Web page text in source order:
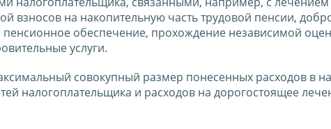
взносов на накопительную часть трудовой пенсии,
пенсионное обеспечение, прохождение независимой
услуги.
совокупный размер понесенных расходов в
налогоплательщика и расходов на дорогостоящее